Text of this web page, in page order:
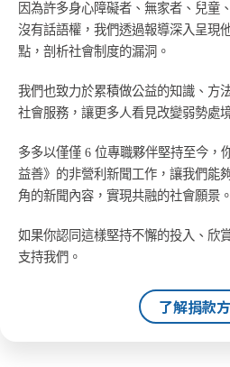
因為許多身心障礙者、無家者、兒童
沒有話語權，我們透過報導深入呈現
點，剖析社會制度的漏洞。
我們也致力於累積做公益的知識、方
社會服務，讓更多人看見改變弱勢處
多多以僅僅 6 位專職夥伴堅持至今，
益善》的非營利新聞工作，讓我們能
角的新聞內容，實現共融的社會願景。
如果你認同這樣堅持不懈的投入、欣
支持我們。
了解捐款